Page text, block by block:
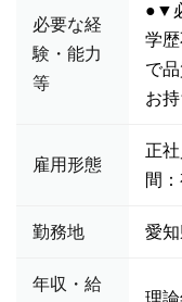
必要な経
験・能力
等
●▼
学
で
お
雇用形態
正
間
勤務地 愛
年収・給
理